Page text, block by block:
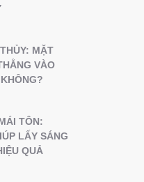
MẶT
VÀO
TÔN:
LẤY SÁNG
QUẢ